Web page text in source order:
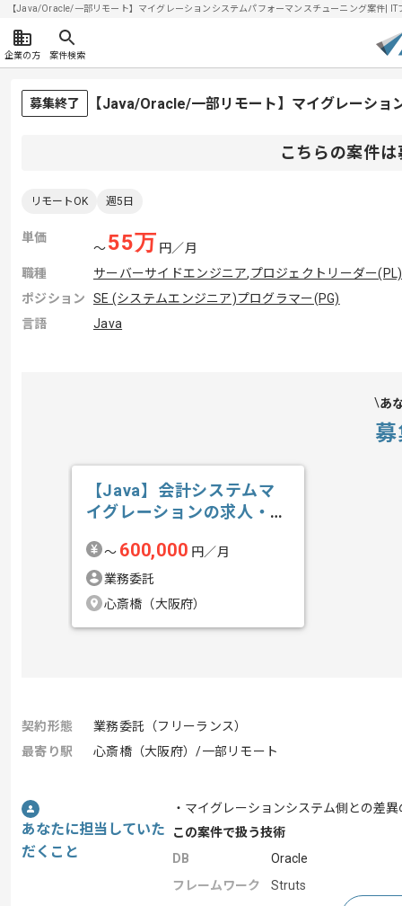
【Java/Oracle/一部リモート】マイグレーションシステムパフォーマンスチューニング案件|
企業の方 案件検索
募集終了 【Java/Oracle/一部リモート】マイグレーシ
こちらの案件
リモートOK 週5日
単価
〜55万 円／月
職種
サーバーサイドエンジニア,プロジェクトリーダー(PL)
ポジション
SE (システムエンジニア)プログラマー(PG)
言語
Java
あ
【Java】会計システムマ
イグレーションの求人・案
〜 600,000 円／月
業務委託
心斎橋（大阪府）
契約形態
業務委託（フリーランス）
最寄り駅
心斎橋（大阪府）/一部リモート
あなたに担当していた
だくこと
・マイグレーションシステム側との差
この案件で扱う技術
DB
Oracle
フレームワーク
Struts